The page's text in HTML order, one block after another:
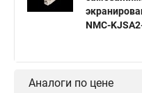
NMC-
Аналоги по цене